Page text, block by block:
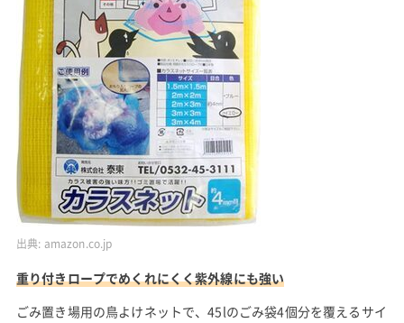
出典: amazon.co.jp
重り付きロープでめくれにくく紫外線にも強い
ごみ置き場用の鳥よけネットで、45lのごみ袋4個分を覆えるサイ